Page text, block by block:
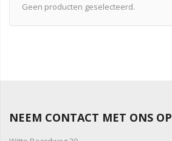
Geen producten geselecteerd.
NEEM CONTACT MET ONS OP